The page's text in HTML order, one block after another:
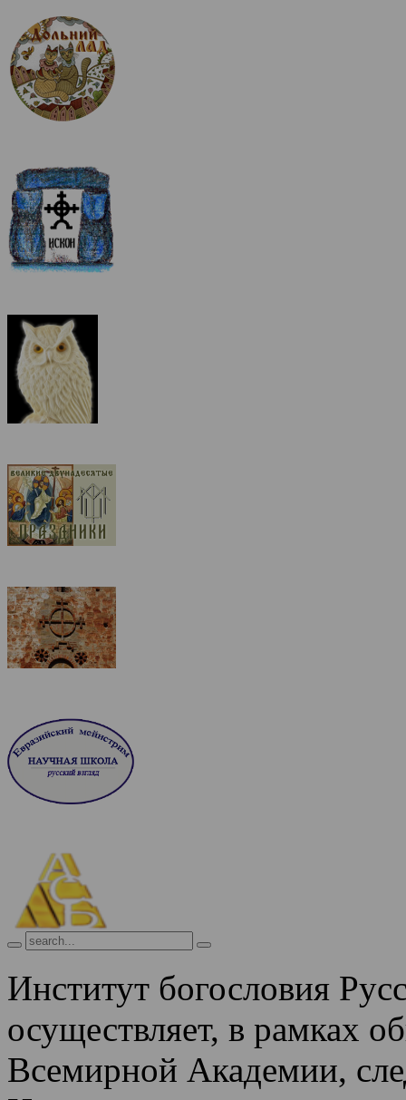
Институт богословия
осуществляет, в рамках
Всемирной Академии,